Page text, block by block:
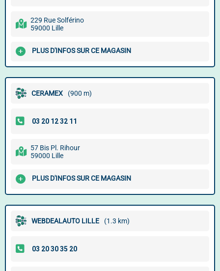
229 Rue Solférino
59000 Lille
PLUS D'INFOS SUR CE MAGASIN
CERAMEX (900 m)
57 Bis Pl. Rihour
59000 Lille
PLUS D'INFOS SUR CE MAGASIN
WEBDEALAUTO LILLE (1.3 km)